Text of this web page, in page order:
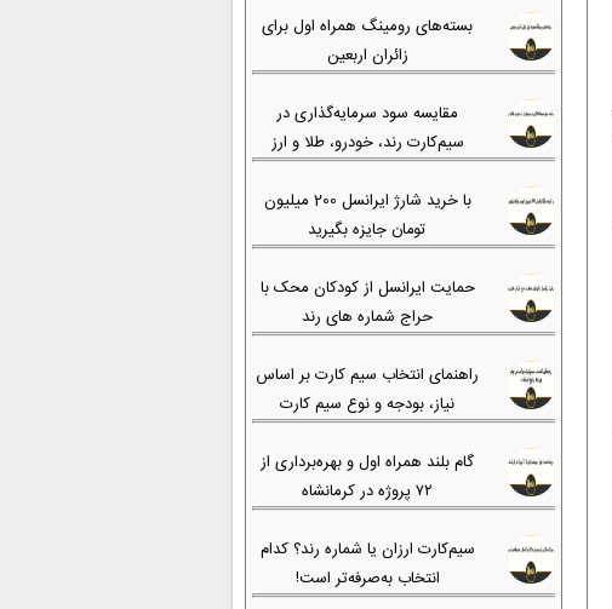
بسته‌های رومینگ همراه اول برای
زائران اربعین
مقایسه سود سرمایه‌گذاری در
سیم‌کارت رند، خودرو، طلا و ارز
با خرید شارژ ایرانسل 200 میلیون
تومان جایزه بگیرید
حمایت ایرانسل از کودکان محک با
حراج شماره های رند
راهنمای انتخاب سیم کارت بر اساس
نیاز، بودجه و نوع سیم کارت
گام بلند همراه اول و بهره‌برداری از
۷۲ پروژه در کرمانشاه
سیم‌کارت ارزان یا شماره رند؟ کدام
انتخاب به‌صرفه‌تر است!